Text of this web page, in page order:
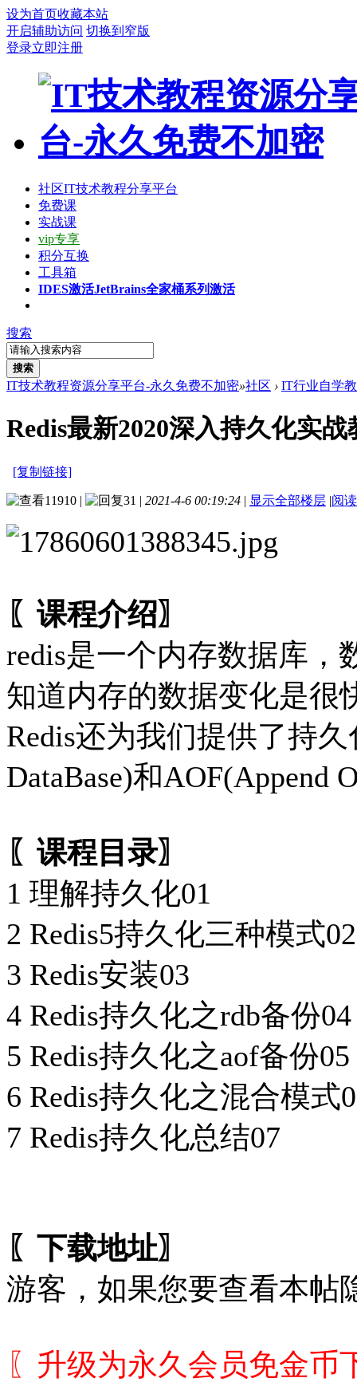
设为首页收藏本站
开启辅助访问 切换到窄版
登录立即注册
社区IT技术教程分享平台
免费课
实战课
vip专享
积分互换
工具箱
IDES激活JetBrains全家桶系列激活
搜索
搜索
IT技术教程资源分享平台-永久免费不加密»社区 › IT行业自学
Redis最新2020深入持久化实战
[复制链接]
11910 | 31 | 2021-4-6 00:19:24 | 显示全部楼层 |阅
〖课程介绍〗
redis是一个内存数据库，
知道内存的数据变化是很
Redis还为我们提供了持
DataBase)和AOF(Append
〖课程目录〗
1 理解持久化01
2 Redis5持久化三种模式02
3 Redis安装03
4 Redis持久化之rdb备份04
5 Redis持久化之aof备份05
6 Redis持久化之混合模式
7 Redis持久化总结07
〖下载地址〗
游客，如果您要查看本帖
〖升级为永久会员免金币